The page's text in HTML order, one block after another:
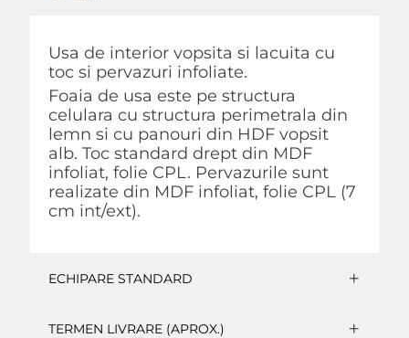
Usa de interior vopsita si lacuita cu
toc si pervazuri infoliate.
Foaia de usa este pe structura
celulara cu structura perimetrala din
lemn si cu panouri din HDF vopsit
alb. Toc standard drept din MDF
infoliat, folie CPL. Pervazurile sunt
realizate din MDF infoliat, folie CPL (7
cm int/ext).
ECHIPARE STANDARD
TERMEN LIVRARE (APROX.)